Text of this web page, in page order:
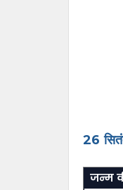
26
जन्म